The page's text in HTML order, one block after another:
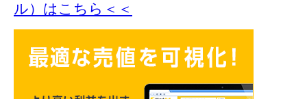
ル）はこちら＜＜